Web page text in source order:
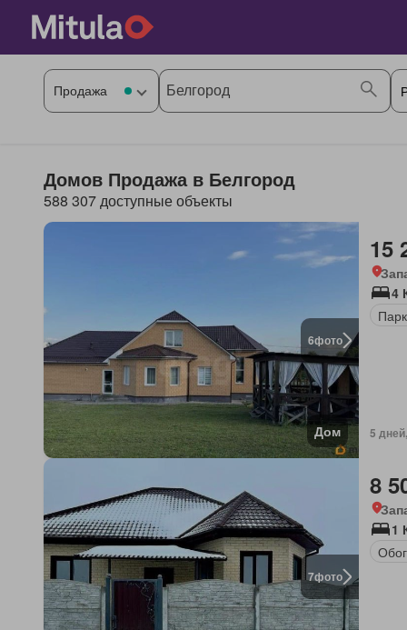
Домов Продажа в Белгород
588 307 доступные объекты
6фото
Дом
15
4
5
7фото
8
1